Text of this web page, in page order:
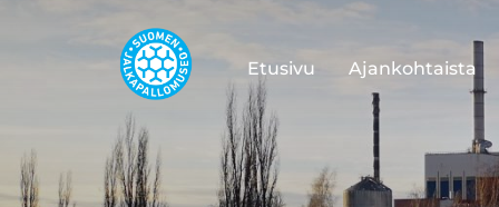
Etusivu Ajankohtaista